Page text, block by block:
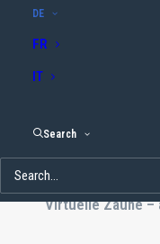
DE
FR
IT
Search
Virtuelle Zäune –